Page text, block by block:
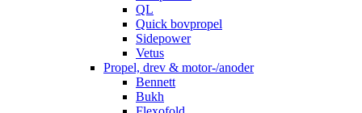
QL
Quick bovpropel
Sidepower
Vetus
Propel, drev & motor-/anoder
Bennett
Bukh